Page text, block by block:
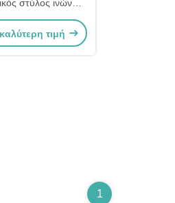
στύλος ινών
στύλος
ινών γυαλιού
τιμή
1